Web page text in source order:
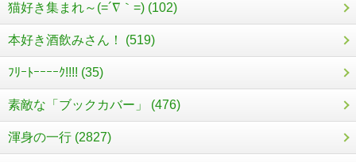
猫好き集まれ～(=´∇｀=) (102)
本好き酒飲みさん！ (519)
ﾌﾘｰﾄｰｰｰｰｸ!!!! (35)
素敵な「ブックカバー」 (476)
渾身の一行 (2827)